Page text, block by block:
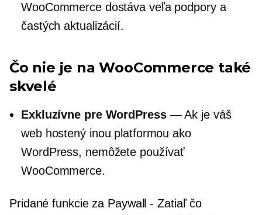
WooCommerce dostáva veľa podpory a
častých aktualizácií.
Čo nie je na WooCommerce také
skvelé
Exkluzívne pre WordPress— Ak je váš
web hostený inou platformou ako
WordPress, nemôžete používať
WooCommerce.
Pridané funkcie za Paywall - Zatiaľ čo